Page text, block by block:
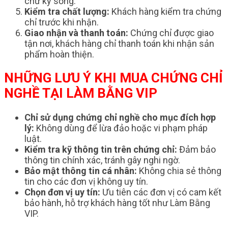
Kiểm tra chất lượng: Khách hàng kiểm tra chứng
chỉ trước khi nhận.
Giao nhận và thanh toán: Chứng chỉ được giao
tận nơi, khách hàng chỉ thanh toán khi nhận sản
phẩm hoàn thiện.
NHỮNG LƯU Ý KHI MUA CHỨNG CHỈ
NGHỀ TẠI LÀM BẰNG VIP
Chỉ sử dụng chứng chỉ nghề cho mục đích hợp
lý: Không dùng để lừa đảo hoặc vi phạm pháp
luật.
Kiểm tra kỹ thông tin trên chứng chỉ: Đảm bảo
thông tin chính xác, tránh gây nghi ngờ.
Bảo mật thông tin cá nhân: Không chia sẻ thông
tin cho các đơn vị không uy tín.
Chọn đơn vị uy tín: Ưu tiên các đơn vị có cam kết
bảo hành, hỗ trợ khách hàng tốt như Làm Bằng
VIP.